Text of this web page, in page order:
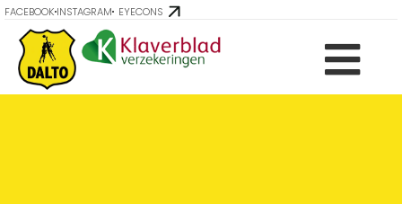
FACEBOOK INSTAGRAM EYECONS